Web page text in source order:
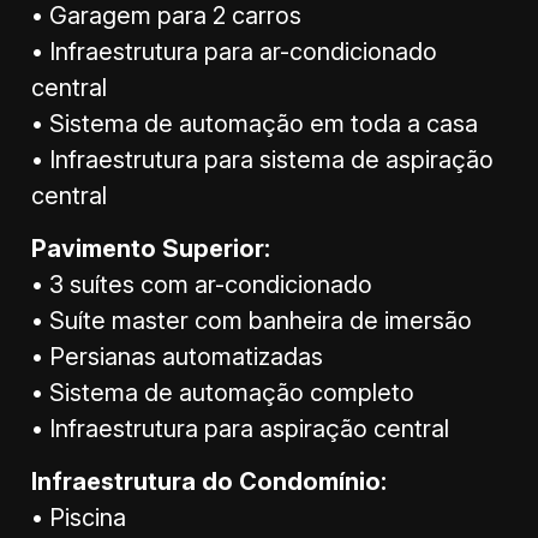
• Garagem para 2 carros
• Infraestrutura para ar-condicionado
central
• Sistema de automação em toda a casa
• Infraestrutura para sistema de aspiração
central
Pavimento Superior:
• 3 suítes com ar-condicionado
• Suíte master com banheira de imersão
• Persianas automatizadas
• Sistema de automação completo
• Infraestrutura para aspiração central
Infraestrutura do Condomínio:
• Piscina